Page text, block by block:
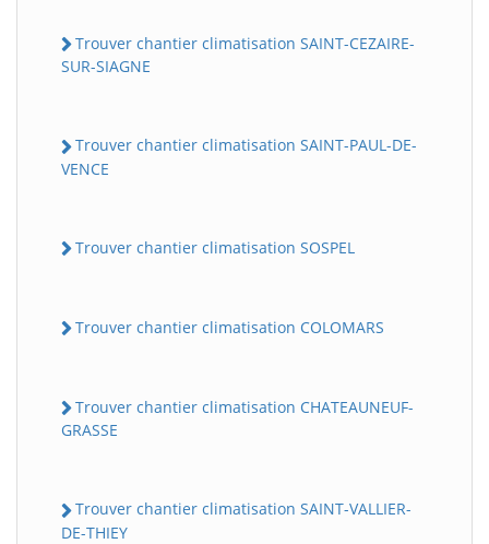
Trouver chantier climatisation SAINT-CEZAIRE-
SUR-SIAGNE
Trouver chantier climatisation SAINT-PAUL-DE-
VENCE
Trouver chantier climatisation SOSPEL
Trouver chantier climatisation COLOMARS
Trouver chantier climatisation CHATEAUNEUF-
GRASSE
Trouver chantier climatisation SAINT-VALLIER-
DE-THIEY